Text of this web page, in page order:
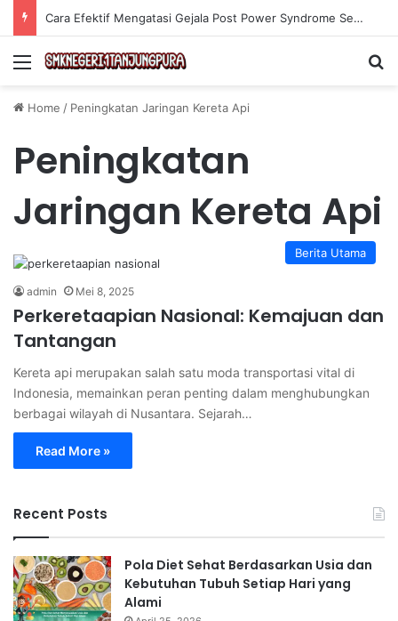
Cara Efektif Mengatasi Gejala Post Power Syndrome Setelah Pensiun Kerja
Menu
Home / Peningkatan Jaringan Kereta Api
Peningkatan
Jaringan Kereta Api
Berita Utama
admin Mei 8, 2025
Perkeretaapian Nasional: Kemajuan dan
Tantangan
Kereta api merupakan salah satu moda transportasi vital di
Indonesia, memainkan peran penting dalam menghubungkan
berbagai wilayah di Nusantara. Sejarah…
Read More »
Recent Posts
Pola Diet Sehat Berdasarkan Usia dan
Kebutuhan Tubuh Setiap Hari yang
Alami